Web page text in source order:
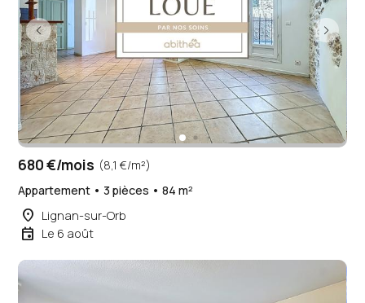
680 €/mois (8,1 €/m²)
Appartement • 3 pièces • 84 m²
place Lignan-sur-Orb
event Le 6 août